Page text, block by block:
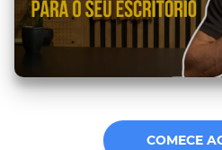
COMECE